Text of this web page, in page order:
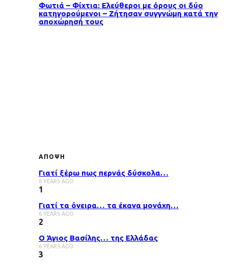
Φωτιά – Φίχτια: Ελεύθεροι με όρους οι δύο
κατηγορούμενοι – Ζήτησαν συγγνώμη κατά την
αποχώρησή τους
ΑΠΟΨΗ
Γιατί ξέρω πως περνάς δύσκολα…
6 YEARS AGO
1
Γιατί τα όνειρα… τα έκανα μονάχη…
6 YEARS AGO
2
Ο Άγιος Βασίλης… της Ελλάδας
6 YEARS AGO
3